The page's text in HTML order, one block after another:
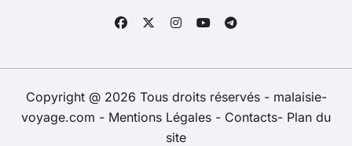
Copyright @ 2026 Tous droits réservés - malaisie-
voyage.com - Mentions Légales - Contacts- Plan du
site